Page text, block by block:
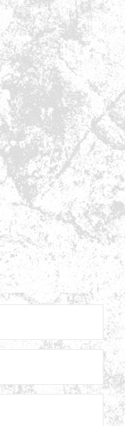
Darüber hinaus
des Muay Thai